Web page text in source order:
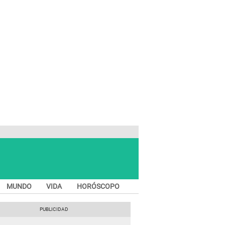
MUNDO VIDA HORÓSCOPO